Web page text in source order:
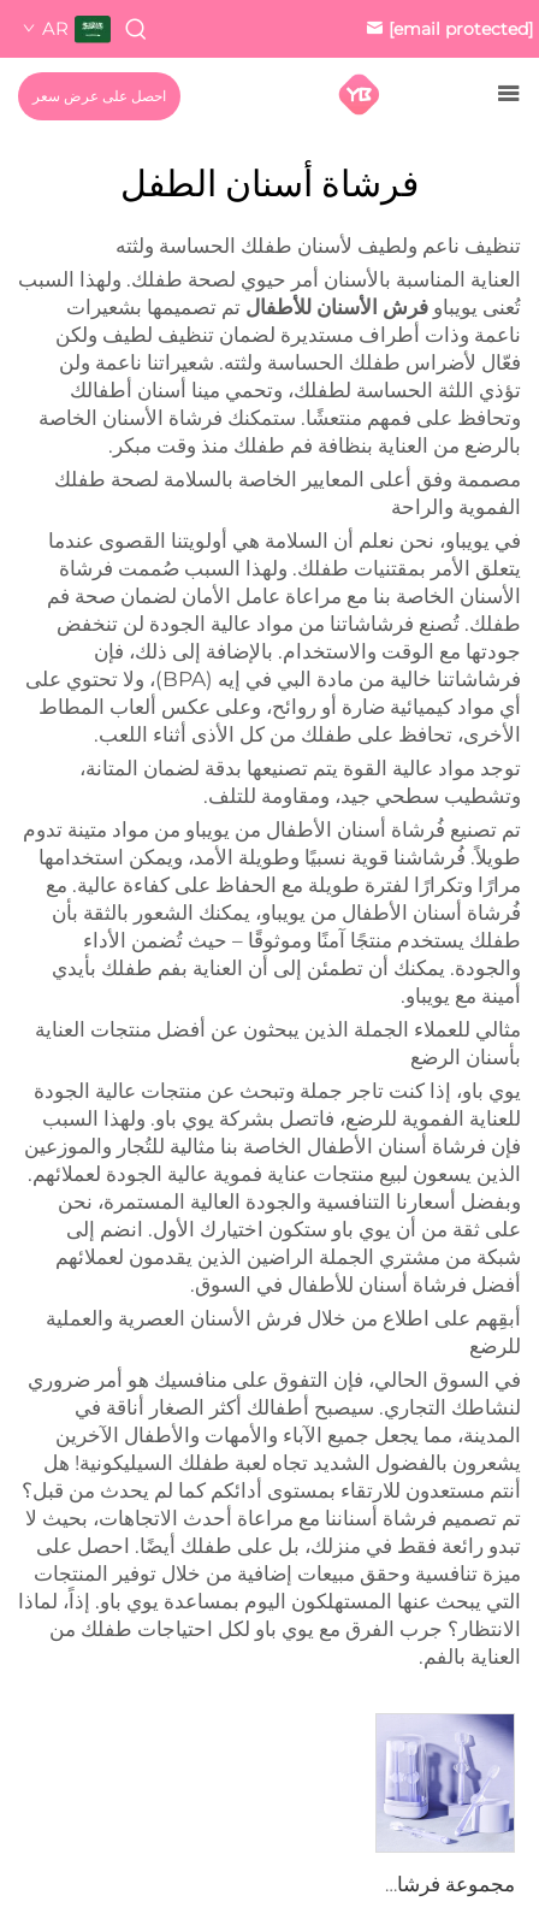
[email protected]
AR
احصل على عرض سعر
فرشاة أسنان الطفل
تنظيف ناعم ولطيف لأسنان طفلك الحساسة ولثته
العناية المناسبة بالأسنان أمر حيوي لصحة طفلك. ولهذا السبب
تُعنى يويباو فرش الأسنان للأطفال تم تصميمها بشعيرات
ناعمة وذات أطراف مستديرة لضمان تنظيف لطيف ولكن
فعّال لأضراس طفلك الحساسة ولثته. شعيراتنا ناعمة ولن
تؤذي اللثة الحساسة لطفلك، وتحمي مينا أسنان أطفالك
وتحافظ على فمهم منتعشًا. ستمكنك فرشاة الأسنان الخاصة
بالرضع من العناية بنظافة فم طفلك منذ وقت مبكر.
مصممة وفق أعلى المعايير الخاصة بالسلامة لصحة طفلك
الفموية والراحة
في يويباو، نحن نعلم أن السلامة هي أولويتنا القصوى عندما
يتعلق الأمر بمقتنيات طفلك. ولهذا السبب صُممت فرشاة
الأسنان الخاصة بنا مع مراعاة عامل الأمان لضمان صحة فم
طفلك. تُصنع فرشاشاتنا من مواد عالية الجودة لن تنخفض
جودتها مع الوقت والاستخدام. بالإضافة إلى ذلك، فإن
فرشاشاتنا خالية من مادة البي في إيه (BPA)، ولا تحتوي على
أي مواد كيميائية ضارة أو روائح، وعلى عكس ألعاب المطاط
الأخرى، تحافظ على طفلك من كل الأذى أثناء اللعب.
توجد مواد عالية القوة يتم تصنيعها بدقة لضمان المتانة،
وتشطيب سطحي جيد، ومقاومة للتلف.
تم تصنيع فُرشاة أسنان الأطفال من يويباو من مواد متينة تدوم
طويلاً. فُرشاشنا قوية نسبيًا وطويلة الأمد، ويمكن استخدامها
مرارًا وتكرارًا لفترة طويلة مع الحفاظ على كفاءة عالية. مع
فُرشاة أسنان الأطفال من يويباو، يمكنك الشعور بالثقة بأن
طفلك يستخدم منتجًا آمنًا وموثوقًا – حيث تُضمن الأداء
والجودة. يمكنك أن تطمئن إلى أن العناية بفم طفلك بأيدي
أمينة مع يويباو.
مثالي للعملاء الجملة الذين يبحثون عن أفضل منتجات العناية
بأسنان الرضع
يوي باو، إذا كنت تاجر جملة وتبحث عن منتجات عالية الجودة
للعناية الفموية للرضع، فاتصل بشركة يوي باو. ولهذا السبب
فإن فرشاة أسنان الأطفال الخاصة بنا مثالية للتُجار والموزعين
الذين يسعون لبيع منتجات عناية فموية عالية الجودة لعملائهم.
وبفضل أسعارنا التنافسية والجودة العالية المستمرة، نحن
على ثقة من أن يوي باو ستكون اختيارك الأول. انضم إلى
شبكة من مشتري الجملة الراضين الذين يقدمون لعملائهم
أفضل فرشاة أسنان للأطفال في السوق.
أبقِهم على اطلاع من خلال فرش الأسنان العصرية والعملية
للرضع
في السوق الحالي، فإن التفوق على منافسيك هو أمر ضروري
لنشاطك التجاري. سيصبح أطفالك أكثر الصغار أناقة في
المدينة، مما يجعل جميع الآباء والأمهات والأطفال الآخرين
يشعرون بالفضول الشديد تجاه لعبة طفلك السيليكونية! هل
أنتم مستعدون للارتقاء بمستوى أدائكم كما لم يحدث من قبل؟
تم تصميم فرشاة أسناننا مع مراعاة أحدث الاتجاهات، بحيث لا
تبدو رائعة فقط في منزلك، بل على طفلك أيضًا. احصل على
ميزة تنافسية وحقق مبيعات إضافية من خلال توفير المنتجات
التي يبحث عنها المستهلكون اليوم بمساعدة يوي باو. إذاً، لماذا
الانتظار؟ جرب الفرق مع يوي باو لكل احتياجات طفلك من
العناية بالفم.
مجموعة فرشاة أسنان للأطفال عالية الجودة ثلاثية القطع خالية من مادة BPA ومصنوعة من السيليكون مع شعيرات ناعمة ومنظف للفم مع طلاء للسان (تُباع بالجملة)